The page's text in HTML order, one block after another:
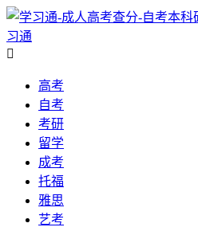
习通

高考
自考
考研
留学
成考
托福
雅思
艺考